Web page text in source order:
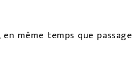
même temps que passage